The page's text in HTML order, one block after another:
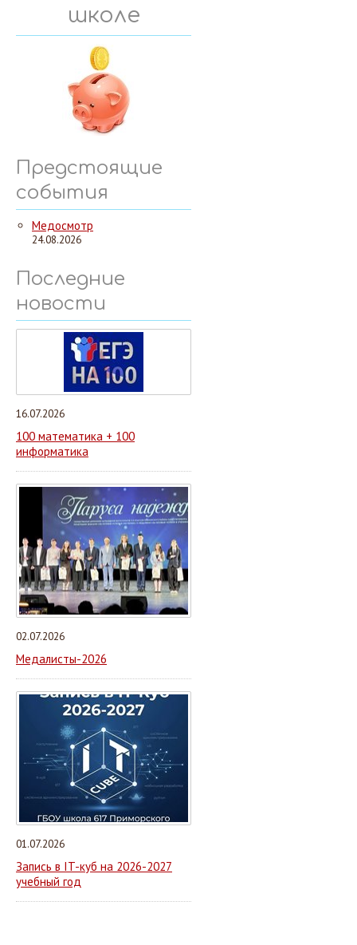
школе
Предстоящие
события
Медосмотр
24.08.2026
Последние
новости
16.07.2026
100 математика + 100
информатика
02.07.2026
Медалисты-2026
01.07.2026
Запись в IT-куб на 2026-2027
учебный год